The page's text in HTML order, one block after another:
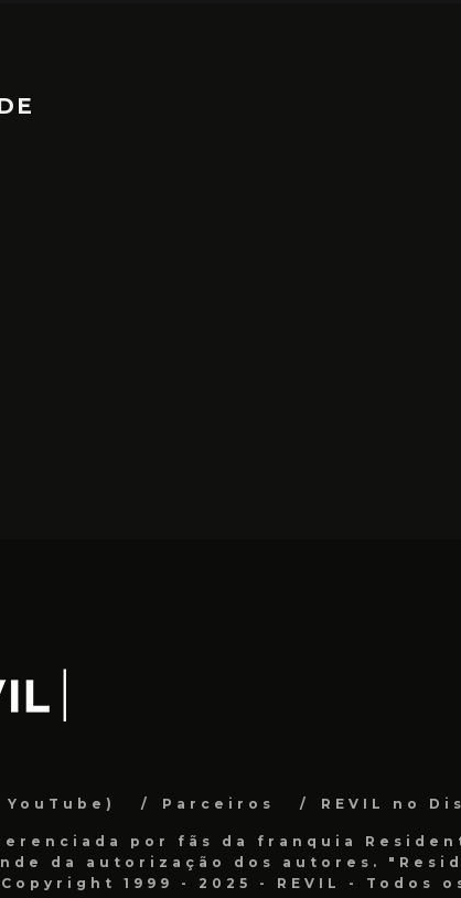
Parceiros REVIL no
por fãs da franquia
da autorização dos autores.
1999 - 2025 - REVIL - Todos